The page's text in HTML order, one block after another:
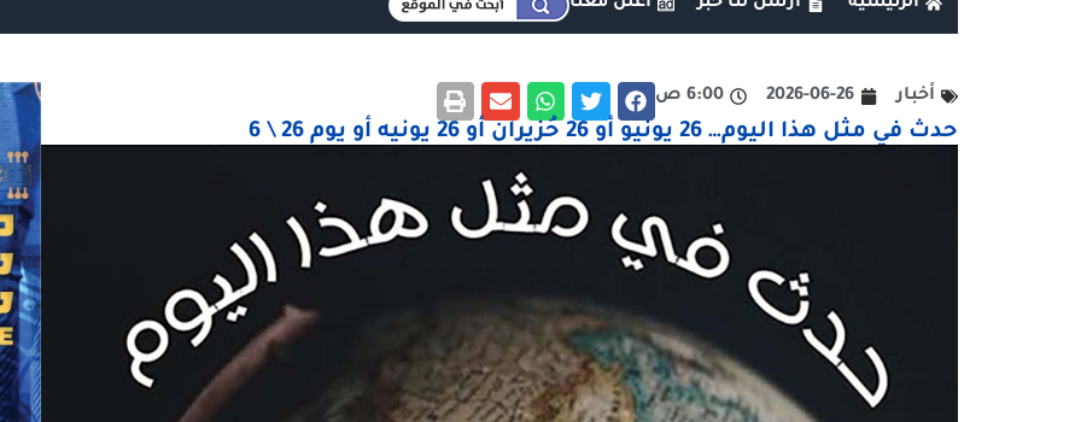
أخبار 2026-06-26 6:00 ص
حدث في مثل هذا اليوم… 26 يونيو أو 26 حُزيران أو 26 يونيه أو يوم 26 \ 6